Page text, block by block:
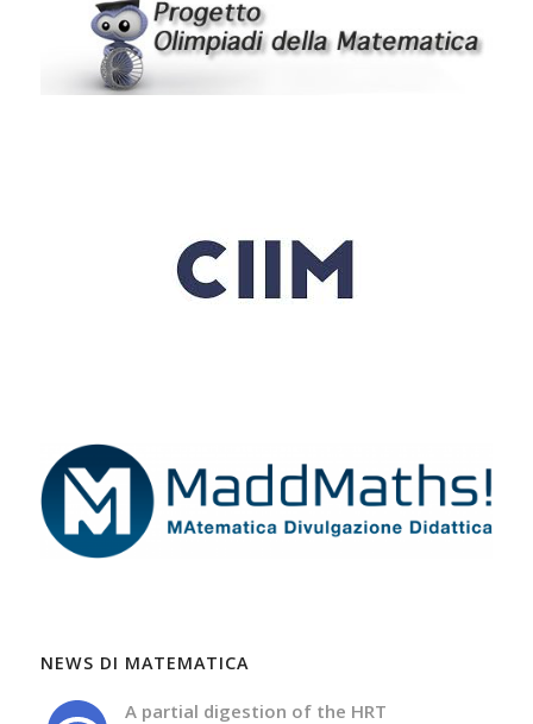
NEWS DI MATEMATICA
A partial digestion of the HRT